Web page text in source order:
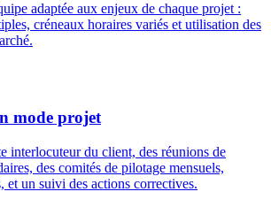
adaptée aux enjeux de chaque projet :
créneaux horaires variés et utilisation des
mode projet
interlocuteur du client, des réunions de
des comités de pilotage mensuels,
et un suivi des actions correctives.